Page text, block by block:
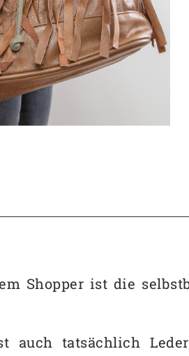
Shopper ist die
auch tatsächlich